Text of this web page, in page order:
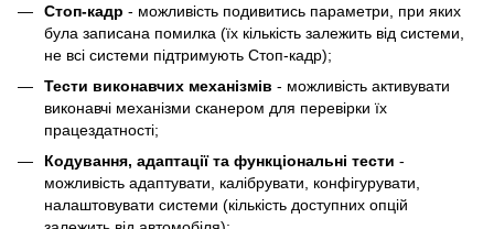
Cтоп-кадр - можливість подивитись параметри, при яких
була записана помилка (їх кількість залежить від системи,
не всі системи підтримують Стоп-кадр);
Тести виконавчих механізмів - можливість активувати
виконавчі механізми сканером для перевірки їх
працездатності;
Кодування, адаптації та функціональні тести -
можливість адаптувати, калібрувати, конфігурувати,
налаштовувати системи (кількість доступних опцій